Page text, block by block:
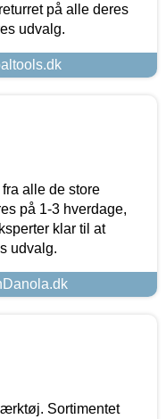
på alle deres
udvalg.
alle de store
på 1-3 hverdage,
klar til at
udvalg.
Sortimentet